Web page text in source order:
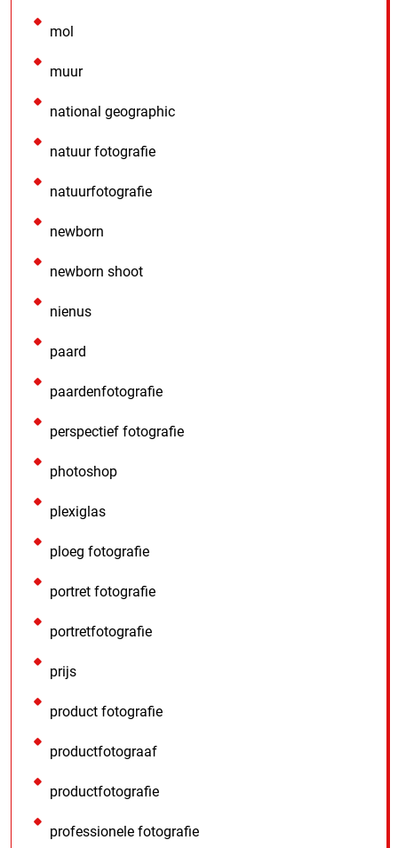
mol
muur
national geographic
natuur fotografie
natuurfotografie
newborn
newborn shoot
nienus
paard
paardenfotografie
perspectief fotografie
photoshop
plexiglas
ploeg fotografie
portret fotografie
portretfotografie
prijs
product fotografie
productfotograaf
productfotografie
professionele fotografie